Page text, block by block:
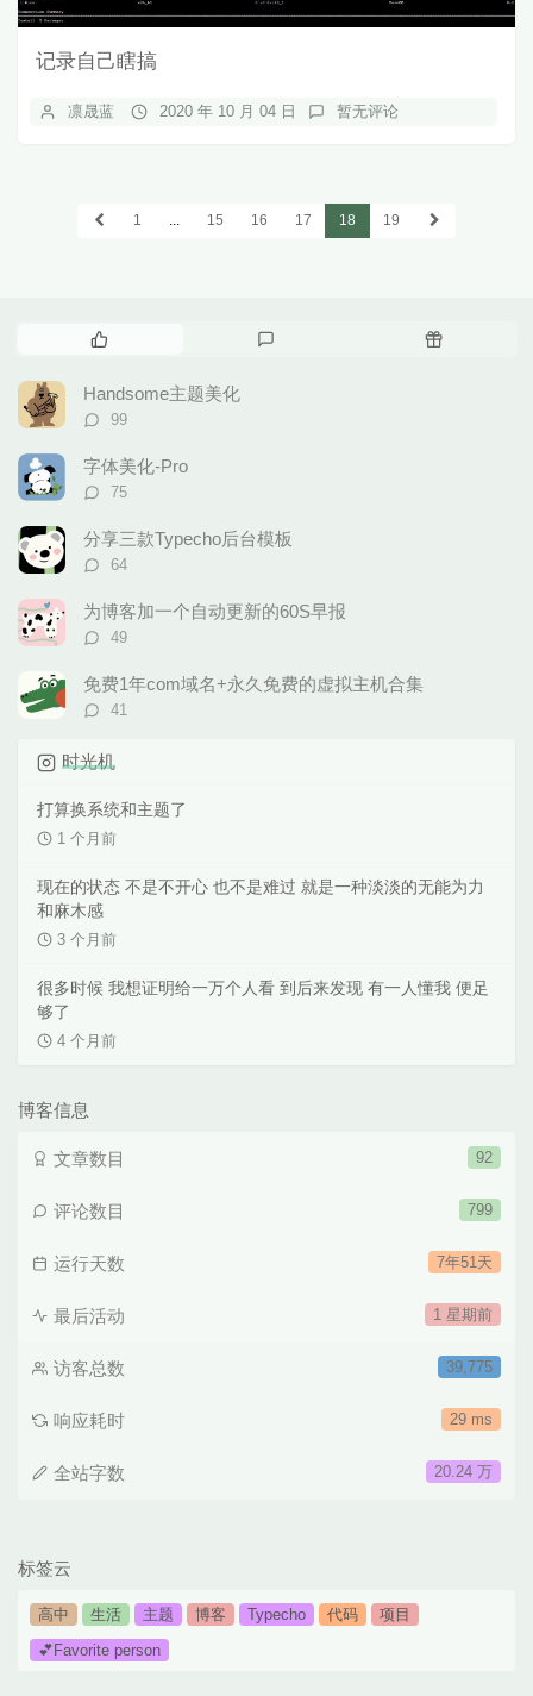
记录自己瞎搞
凛晟蓝 2020 年 10 月 04 日 暂无评论
1 ... 15 16 17 18 19
热
文
章
随
Handsome主题美化
评
数：
99
字体美化-Pro
评
数：
75
分享三款Typecho后台模板
评
数：
64
为博客加一个自动更新的60S早报
评
数：
49
免费1年com域名+永久免费的虚拟主机合集
评
41
时光机
打算换系统和主题了
1 个月前
现在的状态 不是不开心 也不是难过 就是一种淡淡的无能为力
和麻木感
3 个月前
很多时候 我想证明给一万个人看 到后来发现 有一人懂我 便足
够了
4 个月前
博客信息
92
文章数目
799
评论数目
7年51天
运行天数
1 星期前
最后活动
39,775
访客总数
29 ms
响应耗时
20.24 万
全站字数
标签云
高中 生活 主题 博客 Typecho 代码
项目
💕Favorite person